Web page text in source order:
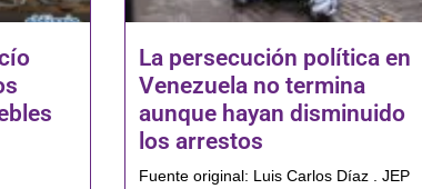
La persecución política en
Venezuela no termina
aunque hayan disminuido
los arrestos
Fuente original: Luis Carlos Díaz . JEP